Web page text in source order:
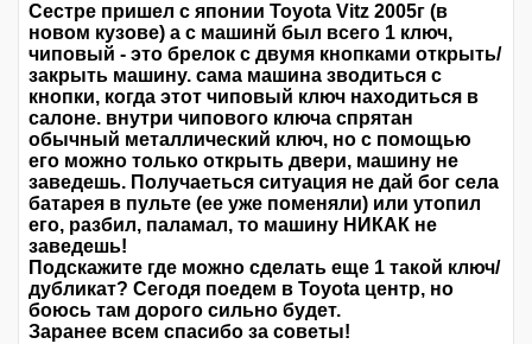
Сестре пришел с японии Toyota Vitz 2005г (в
новом кузове) а с машинй был всего 1 ключ,
чиповый - это брелок с двумя кнопками открыть/
закрыть машину. сама машина зводиться с
кнопки, когда этот чиповый ключ находиться в
салоне. внутри чипового ключа спрятан
обычный металлический ключ, но с помощью
его можно только открыть двери, машину не
заведешь. Получаеться ситуация не дай бог села
батарея в пульте (ее уже поменяли) или утопил
его, разбил, паламал, то машину НИКАК не
заведешь!
Подскажите где можно сделать еще 1 такой ключ/
дубликат? Сегодя поедем в Toyota центр, но
боюсь там дорого сильно будет.
Заранее всем спасибо за советы!